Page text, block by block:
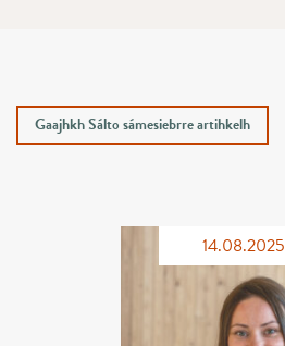
Gaajhkh Sálto sámesiebrre artihkelh
14.08.2025